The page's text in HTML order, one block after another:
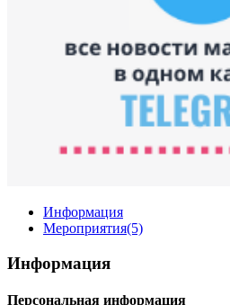
Информация
Мероприятия(5)
Информация
Персональная информация